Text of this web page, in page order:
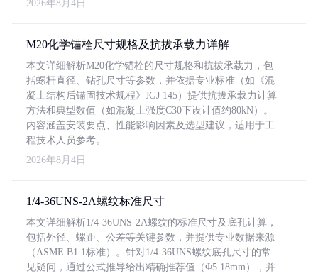
2026年8月4日
M20化学锚栓尺寸规格及抗拔承载力详解
本文详细解析M20化学锚栓的尺寸规格和抗拔承载力，包
括螺杆直径、钻孔尺寸等参数，并依据专业标准（如《混
凝土结构后锚固技术规程》JGJ 145）提供抗拔承载力计算
方法和典型数值（如混凝土强度C30下设计值约80kN）。
内容涵盖安装要点、性能影响因素及选型建议，适用于工
程技术人员参考。
2026年8月4日
1/4-36UNS-2A螺纹标准尺寸
本文详细解析1/4-36UNS-2A螺纹的标准尺寸及底孔计算，
包括外径、螺距、公差等关键参数，并提供专业数据来源
（ASME B1.1标准）。针对1/4-36UNS螺纹底孔尺寸的常
见疑问，通过公式推导给出精确推荐值（Φ5.18mm），并